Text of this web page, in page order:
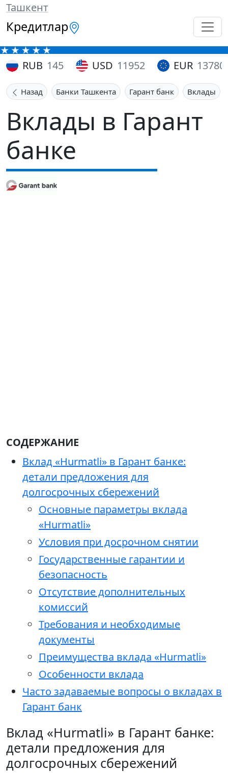
Ташкент
Кредитлар
RUB 145 USD 11952 EUR 13780
Назад Банки Ташкента Гарант банк Вклады
Вклады в Гарант
банке
СОДЕРЖАНИЕ
Вклад «Hurmatli» в Гарант банке:
детали предложения для
долгосрочных сбережений
Основные параметры вклада
«Hurmatli»
Условия при досрочном снятии
Государственные гарантии и
безопасность
Отсутствие дополнительных
комиссий
Требования и необходимые
документы
Преимущества вклада «Hurmatli»
Особенности вклада
Часто задаваемые вопросы о вкладах в
Гарант банк
Вклад «Hurmatli» в Гарант банке:
детали предложения для
долгосрочных сбережений